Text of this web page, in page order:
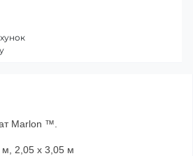
Marlon ™.
м, 2,05 х 3,05 м